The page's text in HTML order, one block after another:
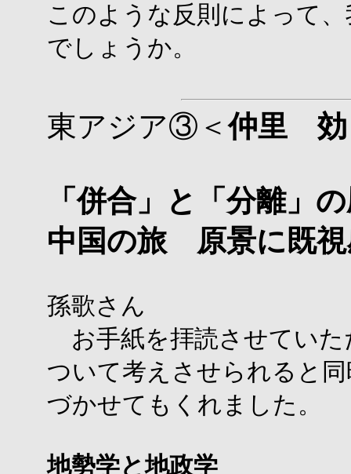
このような反則によって
でしょうか。
東アジア③＜仲里 効
「併合」と「分離」
中国の旅 原景に既視
孫歌さん
お手紙を拝読させていた
ついて考えさせられると
づかせてもくれました。
地勢学と地政学